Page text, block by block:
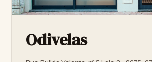
Odivelas